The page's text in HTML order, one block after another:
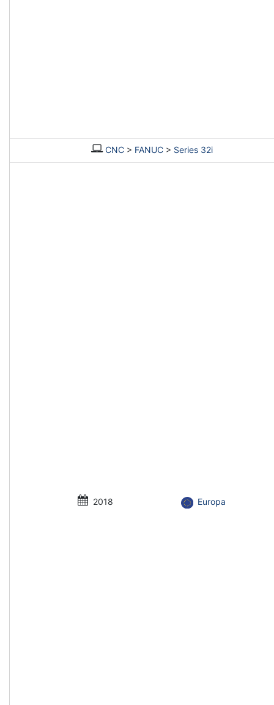
CNC> FANUC> Series 32i
2018 Europa